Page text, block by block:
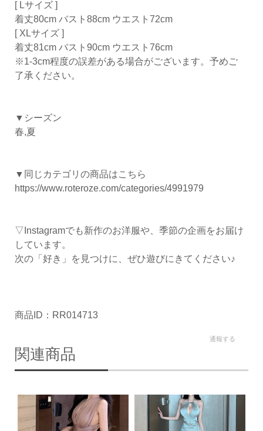
[ Lサイズ ]
着丈80cm バスト88cm ウエスト72cm
[ XLサイズ ]
着丈81cm バスト90cm ウエスト76cm
※1-3cm程度の誤差がある場合がございます。予めご
了承ください。
▼シーズン
春,夏
▼同じカテゴリの商品はこちら
https://www.roteroze.com/categories/4991979
▽Instagramでも新作のお洋服や、季節の企画をお届け
しています。
次の「好き」を見つけに、ぜひ遊びにきてください♪
商品ID：RR014713
通報する
関連商品